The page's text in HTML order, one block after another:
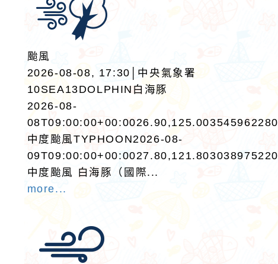
颱風
2026-08-08, 17:30│中央氣象署
10SEA13DOLPHIN白海豚
2026-08-
08T09:00:00+00:0026.90,125.003545962280
中度颱風TYPHOON2026-08-
09T09:00:00+00:0027.80,121.803038975220
中度颱風 白海豚（國際...
more...